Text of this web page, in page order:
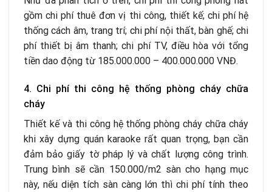
gồm chi phí thuê đơn vị thi công, thiết kế; chi phí hệ
thống cách âm, trang trí; chi phí nội thất, bàn ghế; chi
phí thiết bị âm thanh; chi phí TV, điều hòa với tổng
tiền dao động từ 185.000.000 – 400.000.000 VNĐ.
4. Chi phí thi công hệ thống phòng cháy chữa
cháy
Thiết kế và thi công hệ thống phòng cháy chữa cháy
khi xây dựng quán karaoke rất quan trọng, bạn cần
đảm bảo giấy tờ pháp lý và chất lượng công trình.
Trung bình sẽ cần 150.000/m2 sàn cho hạng mục
này, nếu diện tích sàn càng lớn thì chi phí tính theo